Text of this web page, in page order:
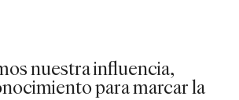
nuestra influencia,
para marcar la